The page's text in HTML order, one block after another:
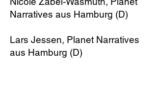
Narratives​ aus Hamburg (D)
Lars Jessen, Planet Narratives​
aus Hamburg (D)